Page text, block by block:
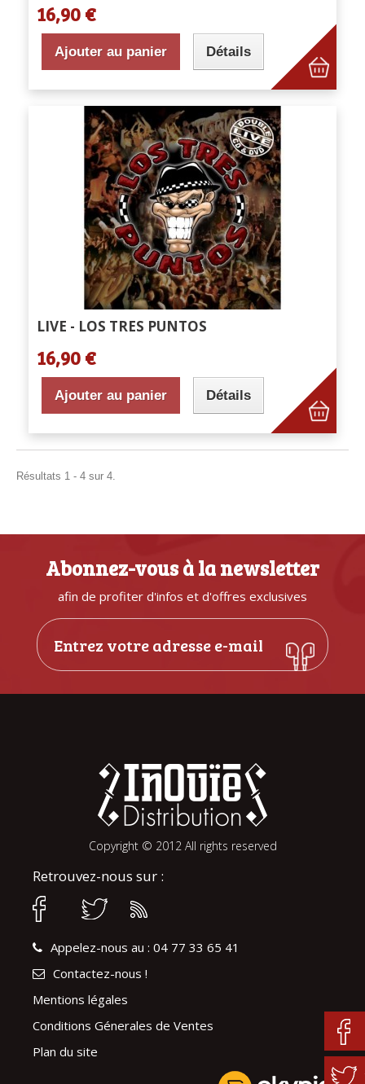
16,90 €
Ajouter au panier Détails
LIVE - LOS TRES PUNTOS
16,90 €
Ajouter au panier Détails
Résultats 1 - 4 sur 4.
Abonnez-vous à la newsletter
afin de profiter d'infos et d'offres exclusives
Copyright © 2012 All rights reserved
Retrouvez-nous sur :
Appelez-nous au : 04 77 33 65 41
Contactez-nous !
Mentions légales
Conditions Génerales de Ventes
Plan du site